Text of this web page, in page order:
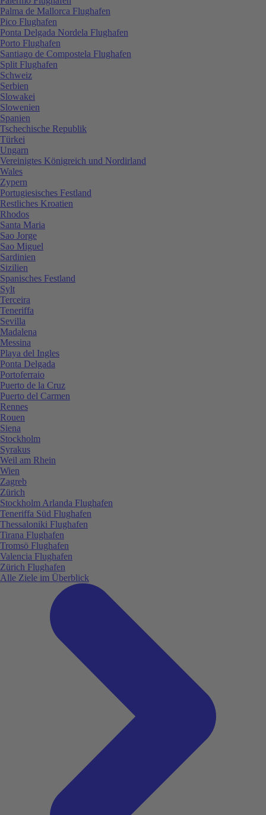
Palma de Mallorca Flughafen
Pico Flughafen
Ponta Delgada Nordela Flughafen
Porto Flughafen
Santiago de Compostela Flughafen
Split Flughafen
Schweiz
Serbien
Slowakei
Slowenien
Spanien
Tschechische Republik
Türkei
Ungarn
Vereinigtes Königreich und Nordirland
Wales
Zypern
Portugiesisches Festland
Restliches Kroatien
Rhodos
Santa Maria
Sao Jorge
Sao Miguel
Sardinien
Sizilien
Spanisches Festland
Sylt
Terceira
Teneriffa
Sevilla
Madalena
Messina
Playa del Ingles
Ponta Delgada
Portoferraio
Puerto de la Cruz
Puerto del Carmen
Rennes
Rouen
Siena
Stockholm
Syrakus
Weil am Rhein
Wien
Zagreb
Zürich
Stockholm Arlanda Flughafen
Teneriffa Süd Flughafen
Thessaloniki Flughafen
Tirana Flughafen
Tromsö Flughafen
Valencia Flughafen
Zürich Flughafen
Alle Ziele im Überblick